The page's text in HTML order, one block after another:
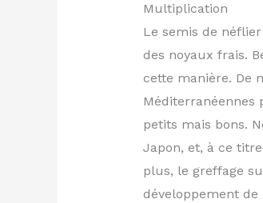
Multiplication
Le semis de
des noyaux frais.
cette manière. De
Méditerranéennes
petits mais bons.
Japon, et, à ce
plus, le greffage
développement